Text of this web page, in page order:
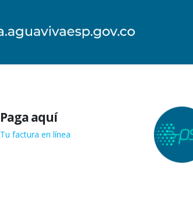
Paga aquí
Tu factura en línea